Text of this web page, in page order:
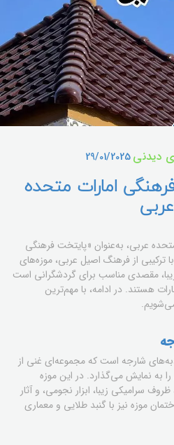
دیدنی29/01/2025
امارات متحده
عربی
عربی، به‌عنوان «پایتخت فرهنگی
ترکیبی از فرهنگ اصیل عربی، موزه‌های
مقصدی مناسب برای گردشگرانی است
هستند. در ادامه، با مهم‌ترین
شارجه است که مجموعه‌ای غنی از
به نمایش می‌گذارد. در این موزه
سرامیکی زیبا، ابزار نجومی، و آثار
موزه نیز با گنبد طلایی و معماری